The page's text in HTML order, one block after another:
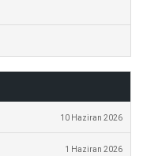
10 Haziran 2026
1 Haziran 2026